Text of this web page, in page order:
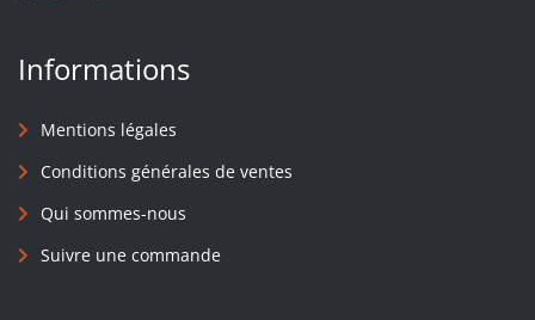
Informations
Mentions légales
Conditions générales de ventes
Qui sommes-nous
Suivre une commande